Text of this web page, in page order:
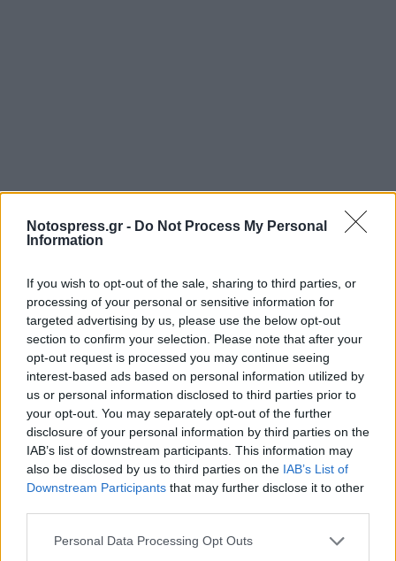
Notospress.gr - Do Not Process My Personal
Information
If you wish to opt-out of the sale, sharing to third parties, or
processing of your personal or sensitive information for
targeted advertising by us, please use the below opt-out
section to confirm your selection. Please note that after your
opt-out request is processed you may continue seeing
interest-based ads based on personal information utilized by
us or personal information disclosed to third parties prior to
your opt-out. You may separately opt-out of the further
disclosure of your personal information by third parties on the
IAB’s list of downstream participants. This information may
also be disclosed by us to third parties on the IAB’s List of
Downstream Participants that may further disclose it to other
Personal Data Processing Opt Outs
Ακολουθήστε το notospress.gr στο Google Newsκαι
μάθετε πρώτοιόλες τις ειδήσεις
TAGS: ΜΙΛΤΟΣ ΧΡΥΣΟΜΑΛΛΗΣ
ΕΡΓΑΣΙΑΚΟ ΝΟΜΟΣΧΕΔΙΟ
ΕΡΓΑΣΙΑ ΕΡΓΑΣΙΑΚΑ